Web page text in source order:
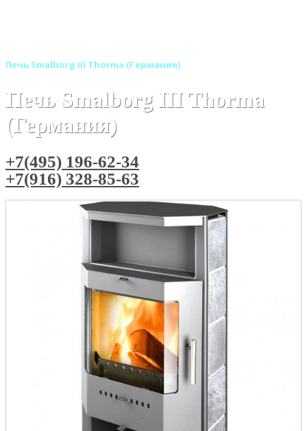
Печь Smalborg III Thorma (Германия)
Печь Smalborg III Thorma
(Германия)
+7(495) 196-62-34
+7(916) 328-85-63